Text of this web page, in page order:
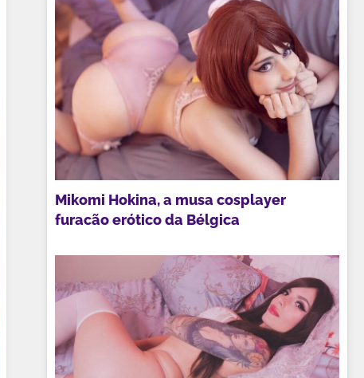
Mikomi Hokina, a musa cosplayer
furacão erótico da Bélgica